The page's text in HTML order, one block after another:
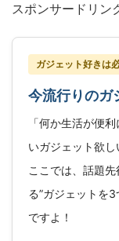
スポンサードリン
ガジェット好きは
今流行りのガ
「何か生活が便
いガジェット欲
ここでは、話題
る”ガジェットを
ですよ！